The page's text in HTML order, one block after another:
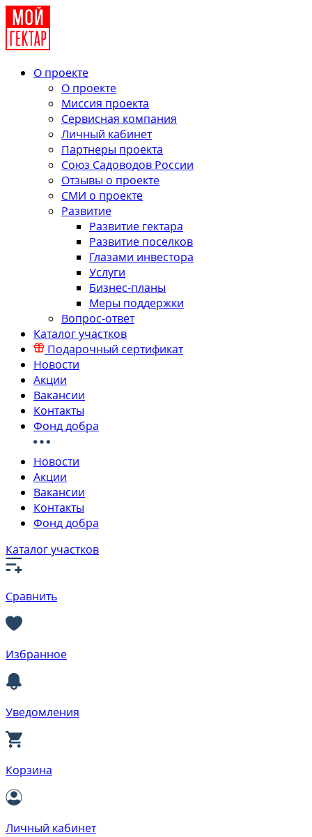
О проекте
О проекте
Миссия проекта
Сервисная компания
Личный кабинет
Партнеры проекта
Союз Садоводов России
Отзывы о проекте
СМИ о проекте
Развитие
Развитие гектара
Развитие поселков
Глазами инвестора
Услуги
Бизнес-планы
Меры поддержки
Вопрос-ответ
Каталог участков
Подарочный сертификат
Новости
Акции
Вакансии
Контакты
Фонд добра
Новости
Акции
Вакансии
Контакты
Фонд добра
Каталог участков
Сравнить
Избранное
Уведомления
Корзина
Личный кабинет